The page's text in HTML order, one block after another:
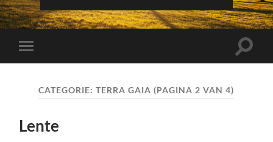
Schakel
naar
menu
CATEGORIE:TERRA GAIA (PAGINA 2 VAN 4)
Lente